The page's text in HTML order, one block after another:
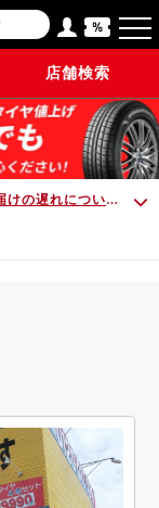
店舗検索
令和8年熊本地震の影響による商品のお届けの遅れについて （7月30日 10:00時点）